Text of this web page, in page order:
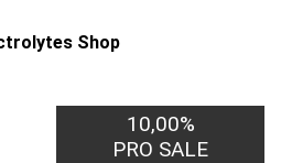
Shop
10,00%
PRO SALE